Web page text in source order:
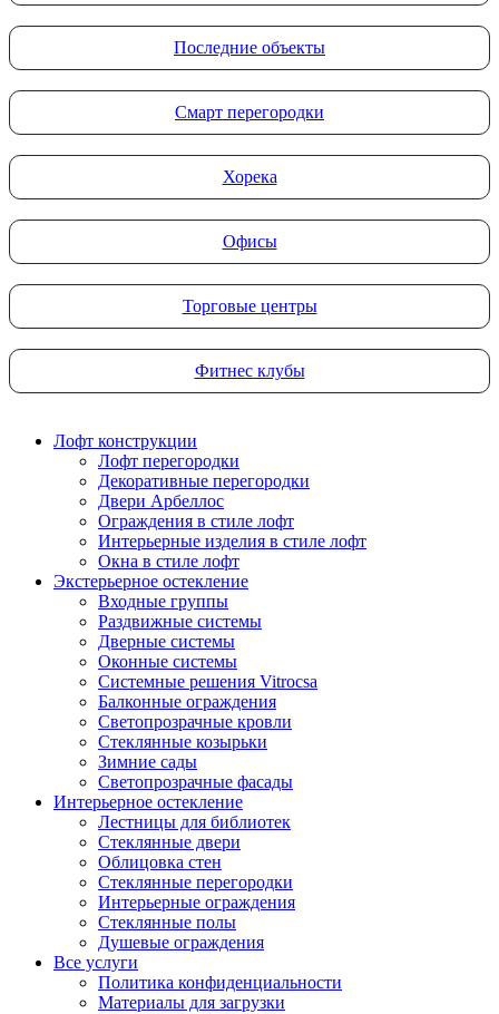
Последние объекты
Смарт перегородки
Хорека
Офисы
Торговые центры
Фитнес клубы
Лофт конструкции
Лофт перегородки
Декоративные перегородки
Двери Арбеллос
Ограждения в стиле лофт
Интерьерные изделия в стиле лофт
Окна в стиле лофт
Экстерьерное остекление
Входные группы
Раздвижные системы
Дверные системы
Оконные системы
Системные решения Vitrocsa
Балконные ограждения
Светопрозрачные кровли
Стеклянные козырьки
Зимние сады
Светопрозрачные фасады
Интерьерное остекление
Лестницы для библиотек
Стеклянные двери
Облицовка стен
Стеклянные перегородки
Интерьерные ограждения
Стеклянные полы
Душевые ограждения
Все услуги
Политика конфиденциальности
Материалы для загрузки